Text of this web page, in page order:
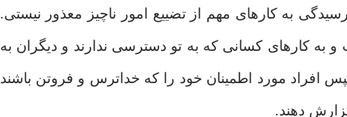
به کارهای مهم از تضییع امور ناچیز معذور نیستی.
و به کارهای کسانی که به تو دسترسی ندارند و دیگران به
افراد مورد اطمینان خود را که خداترس و فروتن باشند
دهند.